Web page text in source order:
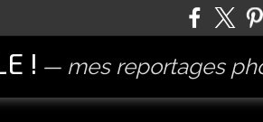
! mes reportages